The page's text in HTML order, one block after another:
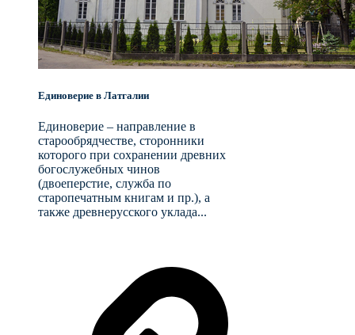
Единоверие в Латгалии
Единоверие – направление в
старообрядчестве, сторонники
которого при сохранении древних
богослужебных чинов
(двоеперстие, служба по
старопечатным книгам и пр.), а
также древнерусского уклада...